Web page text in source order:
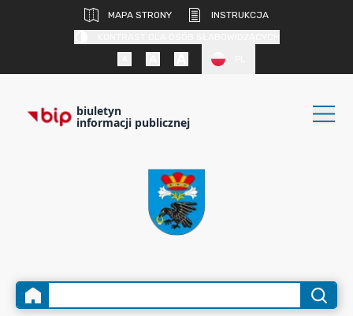
MAPA STRONY
INSTRUKCJA
biuletyn
informacji publicznej